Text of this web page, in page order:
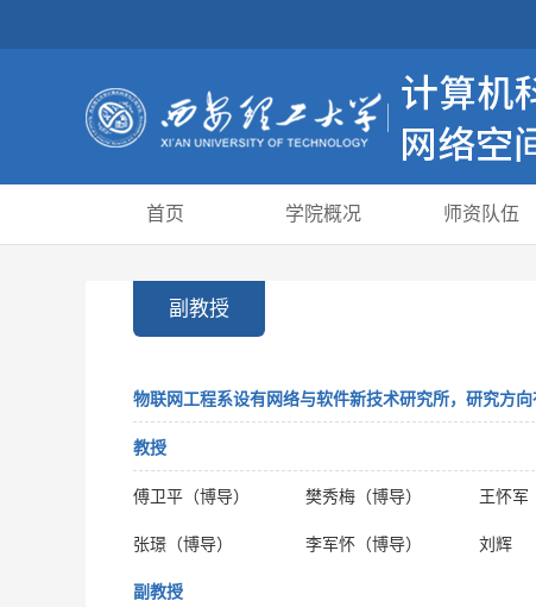
首页 学院概况 师资队伍
副教授
物联网工程系设有网络与软件新技术研究所，研究方
教授
傅卫平（博导） 樊秀梅（博导） 王怀军
张璟（博导） 李军怀（博导） 刘辉
副教授